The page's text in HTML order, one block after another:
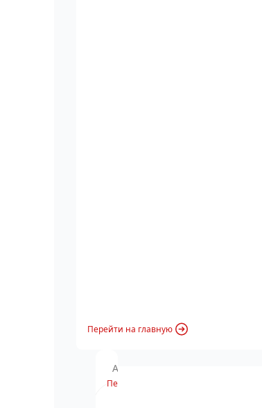
Перейти на главную
Анонс вебинара
Перейти